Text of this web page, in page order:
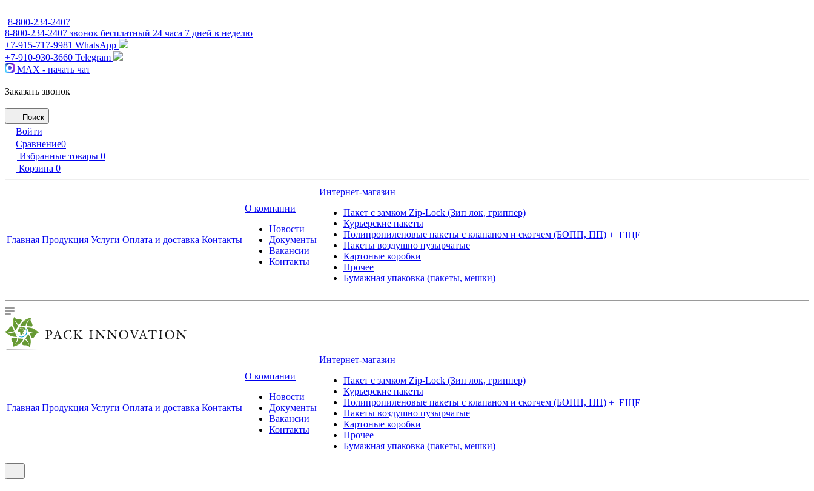
8-800-234-2407
8-800-234-2407 звонок бесплатный 24 часа 7 дней в неделю
+7-915-717-9981 WhatsApp
+7-910-930-3660 Telegram
MAX - начать чат
Заказать звонок
Поиск
Войти
Сравнение0
Избранные товары 0
Корзина 0
Главная Продукция Услуги Оплата и доставка Контакты
О компании
Новости
Документы
Вакансии
Контакты
Интернет-магазин
Пакет с замком Zip-Lock (Зип лок, гриппер)
Курьерские пакеты
Полипропиленовые пакеты с клапаном и скотчем (БОПП, ПП)
Пакеты воздушно пузырчатые
Картоные коробки
Прочее
Бумажная упаковка (пакеты, мешки)
+ ЕЩЕ
Главная Продукция Услуги Оплата и доставка Контакты
О компании
Новости
Документы
Вакансии
Контакты
Интернет-магазин
Пакет с замком Zip-Lock (Зип лок, гриппер)
Курьерские пакеты
Полипропиленовые пакеты с клапаном и скотчем (БОПП, ПП)
Пакеты воздушно пузырчатые
Картоные коробки
Прочее
Бумажная упаковка (пакеты, мешки)
+ ЕЩЕ